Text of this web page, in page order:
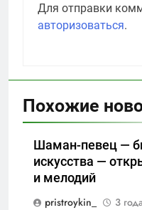
Для отправки
авторизоваться.
Похожие
Шаман-певец —
искусства —
и мелодий
pristroykin_
3